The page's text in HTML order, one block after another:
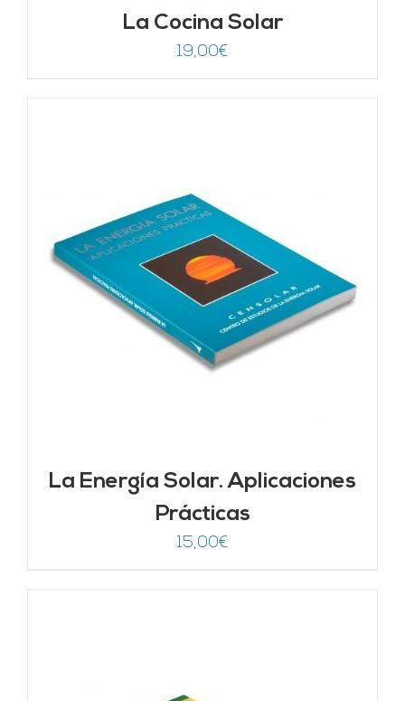
La Cocina Solar
19,00€
La Energía Solar. Aplicaciones
Prácticas
15,00€